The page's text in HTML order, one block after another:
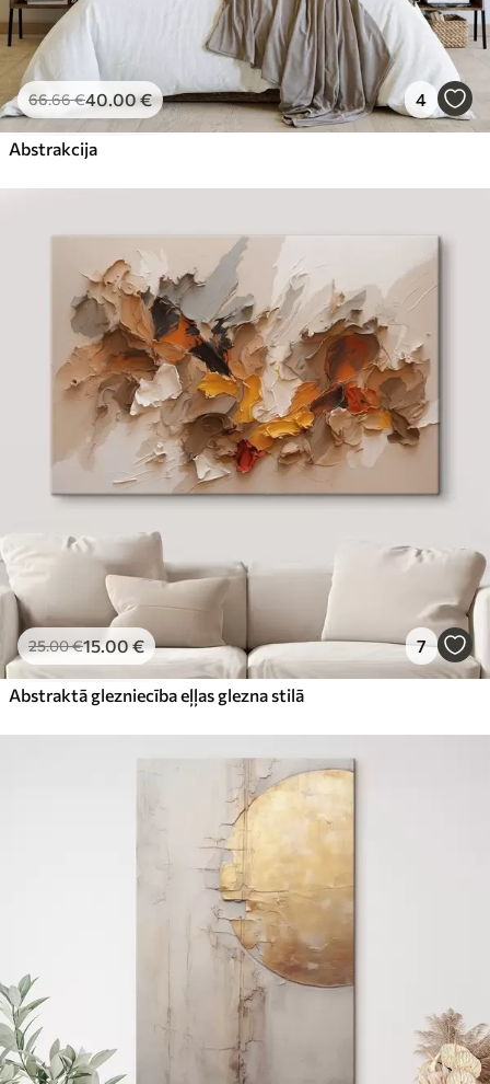
66.66€40.00€ 4
Abstrakcija
25.00€15.00€ 7
Abstraktā glezniecība eļļas glezna stilā